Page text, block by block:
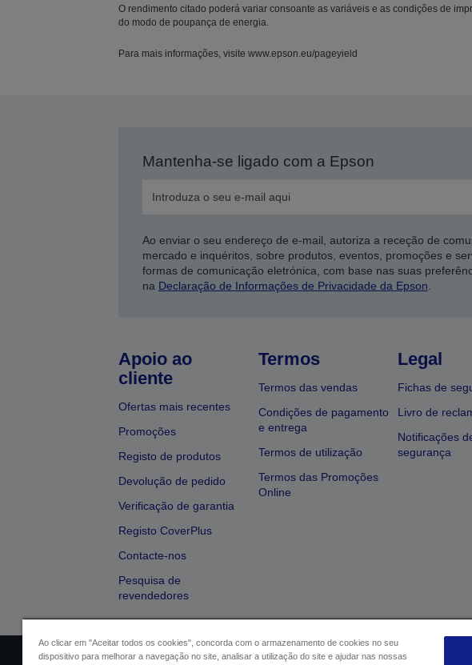
O rendimento citado poderá variar consoante as variáveis e as condições de
do modo de poupança de energia.
Para mais informações, visite www.epson.eu/pageyield
Mantenha-se ligado com a Epson
Ao enviar o seu endereço de e-mail, autoriza a receção de
mercado e inquéritos, sobre produtos, eventos, promoções e
formas de comunicação eletrónica, com base nas suas
na Declaração de Informações de Privacidade da Epson
Apoio ao
cliente
Ofertas mais recentes
Promoções
Registo de produtos
Devolução de pedido
Verificação de garantia
Registo CoverPlus
Contacte-nos
Pesquisa de
revendedores
Termos
Termos das vendas
Condições de pagamento
e entrega
Termos de utilização
Termos das Promoções
Online
Legal
Fichas de
Livro de
Notificações
segurança
Ao clicar em "Aceitar todos os cookies", concorda com o armazenamento de cookies no seu
dispositivo para melhorar a navegação no site, analisar a utilização do site e ajudar nas nossas